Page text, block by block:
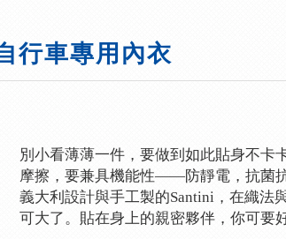
行車專用內衣
別小看薄薄一件，要做到如此貼身不卡
摩擦，要兼具機能性——防靜電，抗菌
義大利設計與手工製的Santini，在織法
可大了。貼在身上的親密夥伴，你可